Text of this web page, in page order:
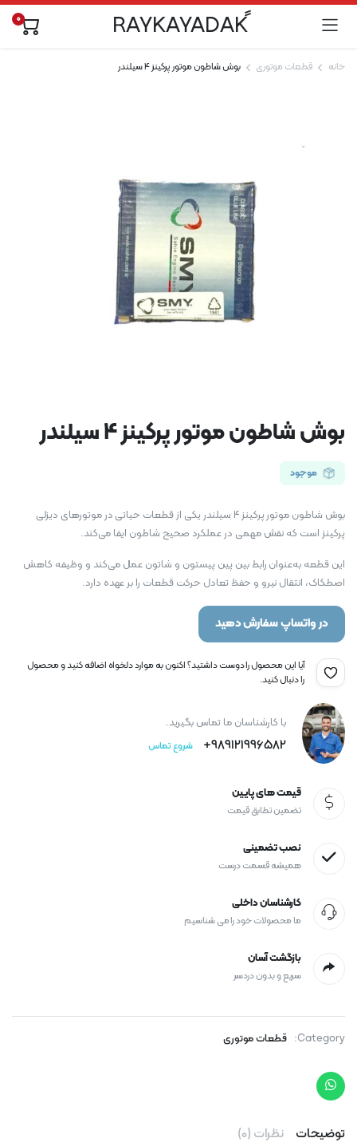
ًRAYKAYADAK 0
خانه قطعات موتوری بوش شاطون موتور پرکینز 4 سیلندر
بوش شاطون موتور پرکینز 4 سیلندر
موجود
بوش شاطون موتور پرکینز 4 سیلندر یکی از قطعات حیاتی در موتورهای دیزلی
پرکینز است که نقش مهمی در عملکرد صحیح شاطون ایفا می‌کند.
این قطعه به‌عنوان رابط بین پین پیستون و شاتون عمل می‌کند و وظیفه کاهش
اصطکاک، انتقال نیرو و حفظ تعادل حرکت قطعات را بر عهده دارد.
در واتساپ سفارش دهید
آیا این محصول را دوست داشتید؟ اکنون به موارد دلخواه اضافه کنید و محصول
را دنبال کنید.
با کارشناسان ما تماس بگیرید.
989121996582+ شروع تماس
قیمت های پایین
تضمین تطابق قیمت
نصب تضمینی
همیشه قسمت درست
کارشناسان داخلی
ما محصولات خود را می شناسیم
بازگشت آسان
سریع و بدون دردسر
Category: قطعات موتوری
توضیحات نظرات (0)